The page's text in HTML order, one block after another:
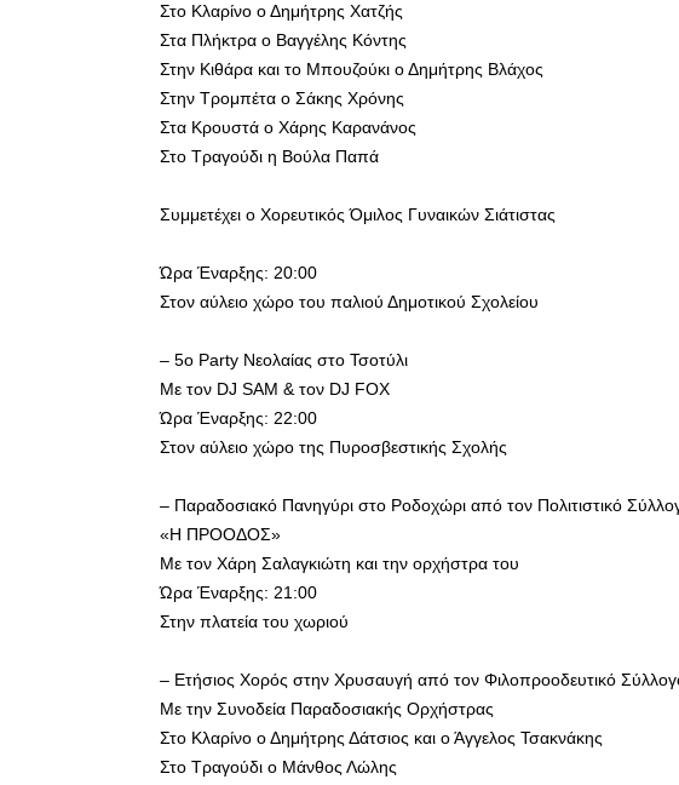
Στο Κλαρίνο ο Δημήτρης Χατζής
Στα Πλήκτρα ο Βαγγέλης Κόντης
Στην Κιθάρα και το Μπουζούκι ο Δημήτρης Βλάχος
Στην Τρομπέτα ο Σάκης Χρόνης
Στα Κρουστά ο Χάρης Καρανάνος
Στο Τραγούδι η Βούλα Παπά
Συμμετέχει ο Χορευτικός Όμιλος Γυναικών Σιάτιστας
Ώρα Έναρξης: 20:00
Στον αύλειο χώρο του παλιού Δημοτικού Σχολείου
– 5ο Party Νεολαίας στο Τσοτύλι
Με τον DJ SAM & τον DJ FOX
Ώρα Έναρξης: 22:00
Στον αύλειο χώρο της Πυροσβεστικής Σχολής
– Παραδοσιακό Πανηγύρι στο Ροδοχώρι από τον Πολιτιστικό
«Η ΠΡΟΟΔΟΣ»
Με τον Χάρη Σαλαγκιώτη και την ορχήστρα του
Ώρα Έναρξης: 21:00
Στην πλατεία του χωριού
– Ετήσιος Χορός στην Χρυσαυγή από τον Φιλοπροοδευτικό
Με την Συνοδεία Παραδοσιακής Ορχήστρας
Στο Κλαρίνο ο Δημήτρης Δάτσιος και ο Άγγελος Τσακνάκης
Στο Τραγούδι ο Μάνθος Λώλης